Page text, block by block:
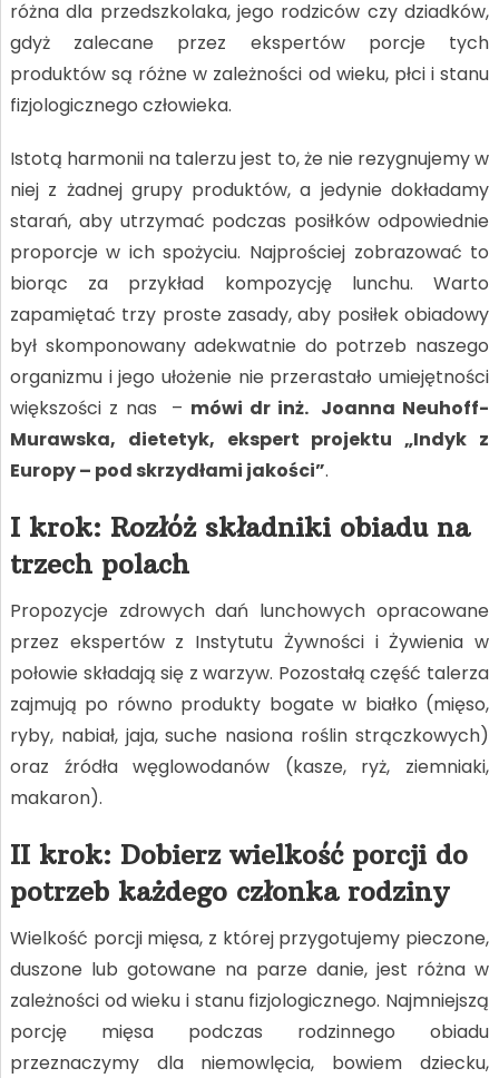
różna dla przedszkolaka, jego rodziców czy dziadków,
gdyż zalecane przez ekspertów porcje tych
produktów są różne w zależności od wieku, płci i stanu
fizjologicznego człowieka.
Istotą harmonii na talerzu jest to, że nie rezygnujemy w
niej z żadnej grupy produktów, a jedynie dokładamy
starań, aby utrzymać podczas posiłków odpowiednie
proporcje w ich spożyciu. Najprościej zobrazować to
biorąc za przykład kompozycję lunchu. Warto
zapamiętać trzy proste zasady, aby posiłek obiadowy
był skomponowany adekwatnie do potrzeb naszego
organizmu i jego ułożenie nie przerastało umiejętności
większości z nas – mówi dr inż. Joanna Neuhoff-
Murawska, dietetyk, ekspert projektu „Indyk z
Europy – pod skrzydłami jakości”.
I krok: Rozłóż składniki obiadu na
trzech polach
Propozycje zdrowych dań lunchowych opracowane
przez ekspertów z Instytutu Żywności i Żywienia w
połowie składają się z warzyw. Pozostałą część talerza
zajmują po równo produkty bogate w białko (mięso,
ryby, nabiał, jaja, suche nasiona roślin strączkowych)
oraz źródła węglowodanów (kasze, ryż, ziemniaki,
makaron).
II krok: Dobierz wielkość porcji do
potrzeb każdego członka rodziny
Wielkość porcji mięsa, z której przygotujemy pieczone,
duszone lub gotowane na parze danie, jest różna w
zależności od wieku i stanu fizjologicznego. Najmniejszą
porcję mięsa podczas rodzinnego obiadu
przeznaczymy dla niemowlęcia, bowiem dziecku,